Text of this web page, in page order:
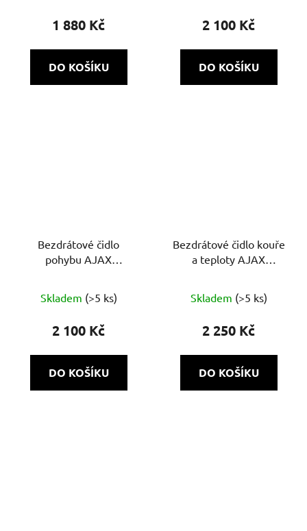
1 880 Kč
DO KOŠÍKU
2 100 Kč
DO KOŠÍKU
Bezdrátové čidlo
pohybu AJAX
Skladem (>5 ks)
2 100 Kč
DO KOŠÍKU
Bezdrátové čidlo kouře
a teploty AJAX
Skladem (>5 ks)
2 250 Kč
DO KOŠÍKU